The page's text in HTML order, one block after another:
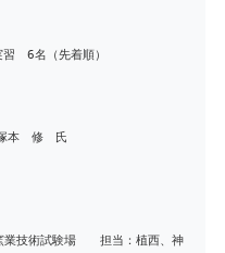
6名（先着順）
本 修 氏
技術試験場 担当：植西、神